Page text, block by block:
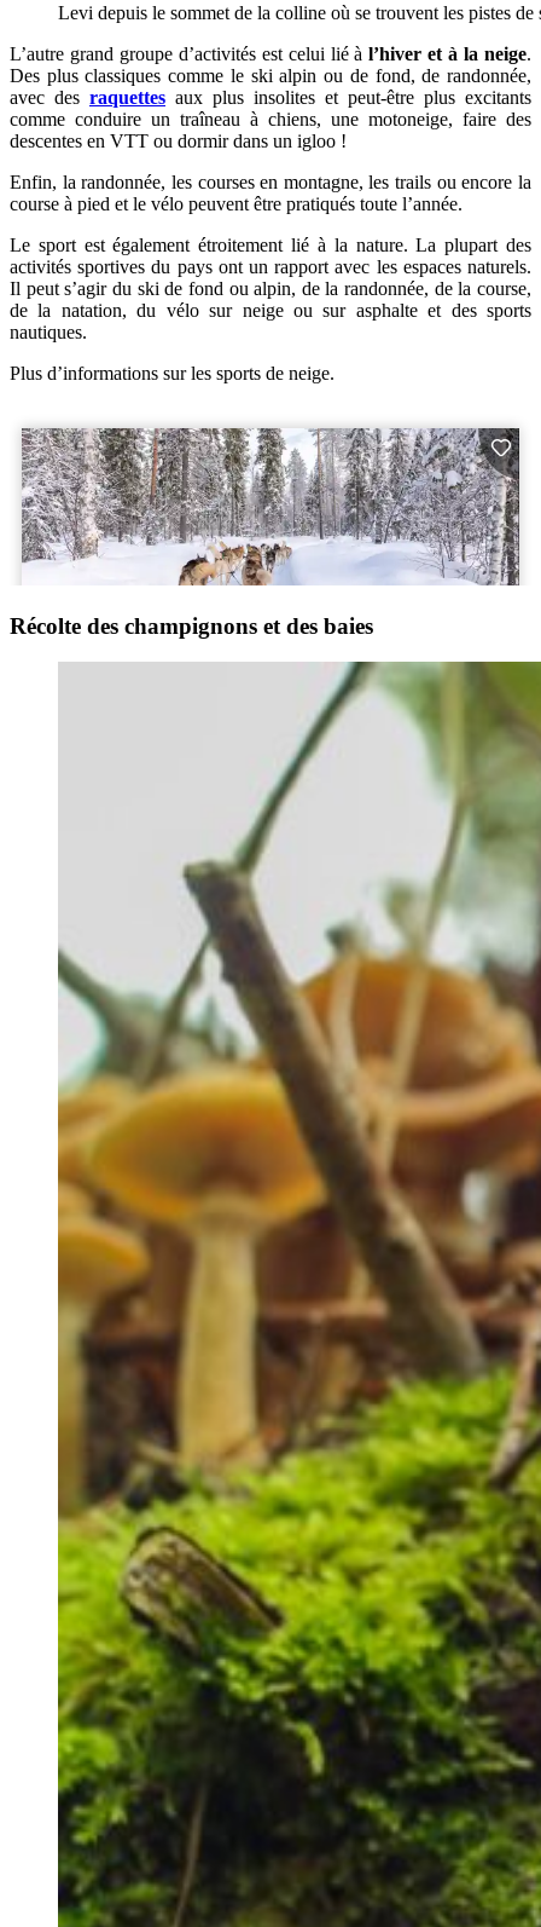
Levi depuis le sommet de la colline où se trouvent les pistes de
L’autre grand groupe d’activités est celui lié àl’hiver et à la neige.
Des plus classiques comme le ski alpin ou de fond, de randonnée,
avec des raquettes aux plus insolites et peut-être plus excitants
comme conduire un traîneau à chiens, une motoneige, faire des
descentes en VTT ou dormir dans un igloo !
Enfin, la randonnée, les courses en montagne, les trails ou encore la
course à pied et le vélo peuvent être pratiqués toute l’année.
Le sport est également étroitement lié à la nature. La plupart des
activités sportives du pays ont un rapport avec les espaces naturels.
Il peut s’agir du ski de fond ou alpin, de la randonnée, de la course,
de la natation, du vélo sur neige ou sur asphalte et des sports
nautiques.
Plus d’informations sur les sports de neige.
Récolte des champignons et des baies